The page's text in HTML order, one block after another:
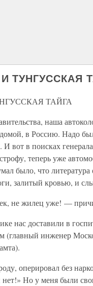
ТУНГУССКАЯ
ТАЙГА
наша
в Россию. Надо
вот в поисках
теперь уже
было, что
залитый кровью, и
не жилец уже! —
нас доставили в
(главный инженер
оперировал без
Но у меня были